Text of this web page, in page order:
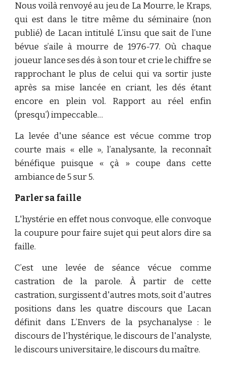
Nous voilà renvoyé au jeu de La Mourre, le Kraps,
qui est dans le titre même du séminaire (non
publié) de Lacan intitulé L’insu que sait de l’une
bévue s’aile à mourre de 1976-77. Où chaque
joueur lance ses dés à son tour et crie le chiffre se
rapprochant le plus de celui qui va sortir juste
après sa mise lancée en criant, les dés étant
encore en plein vol. Rapport au réel enfin
(presqu’) impeccable…
La levée d'une séance est vécue comme trop
courte mais « elle », l’analysante, la reconnaît
bénéfique puisque « çà » coupe dans cette
ambiance de 5 sur 5.
Parler sa faille
L'hystérie en effet nous convoque, elle convoque
la coupure pour faire sujet qui peut alors dire sa
faille.
C’est une levée de séance vécue comme
castration de la parole. À partir de cette
castration, surgissent d'autres mots, soit d'autres
positions dans les quatre discours que Lacan
définit dans L’Envers de la psychanalyse : le
discours de l'hystérique, le discours de l'analyste,
le discours universitaire, le discours du maître.